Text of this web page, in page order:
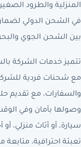
المنزلية والطرود
في الشحن الدولي
بين الشحن الجوي
تتميز خدمات الشركة
مع شحنات فردية
والسفارات، مع
وصولها بأمان وفي
سيارة، أو أثاث منزلي،
تعبئة احترافية،